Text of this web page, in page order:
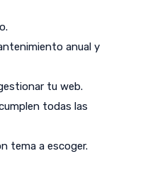
anual y
tu web.
todas las
tema a escoger.